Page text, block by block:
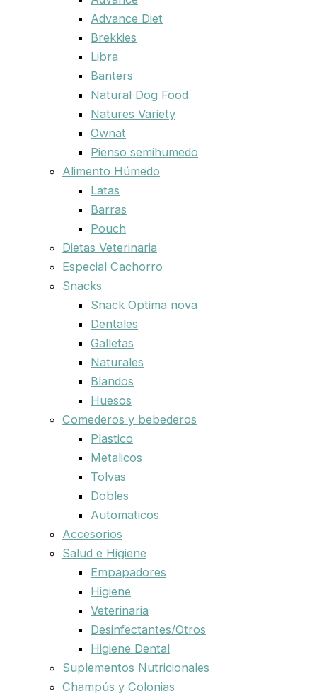
Advance Diet
Brekkies
Libra
Banters
Natural Dog Food
Natures Variety
Ownat
Pienso semihumedo
Alimento Húmedo
Latas
Barras
Pouch
Dietas Veterinaria
Especial Cachorro
Snacks
Snack Optima nova
Dentales
Galletas
Naturales
Blandos
Huesos
Comederos y bebederos
Plastico
Metalicos
Tolvas
Dobles
Automaticos
Accesorios
Salud e Higiene
Empapadores
Higiene
Veterinaria
Desinfectantes/Otros
Higiene Dental
Suplementos Nutricionales
Champús y Colonias